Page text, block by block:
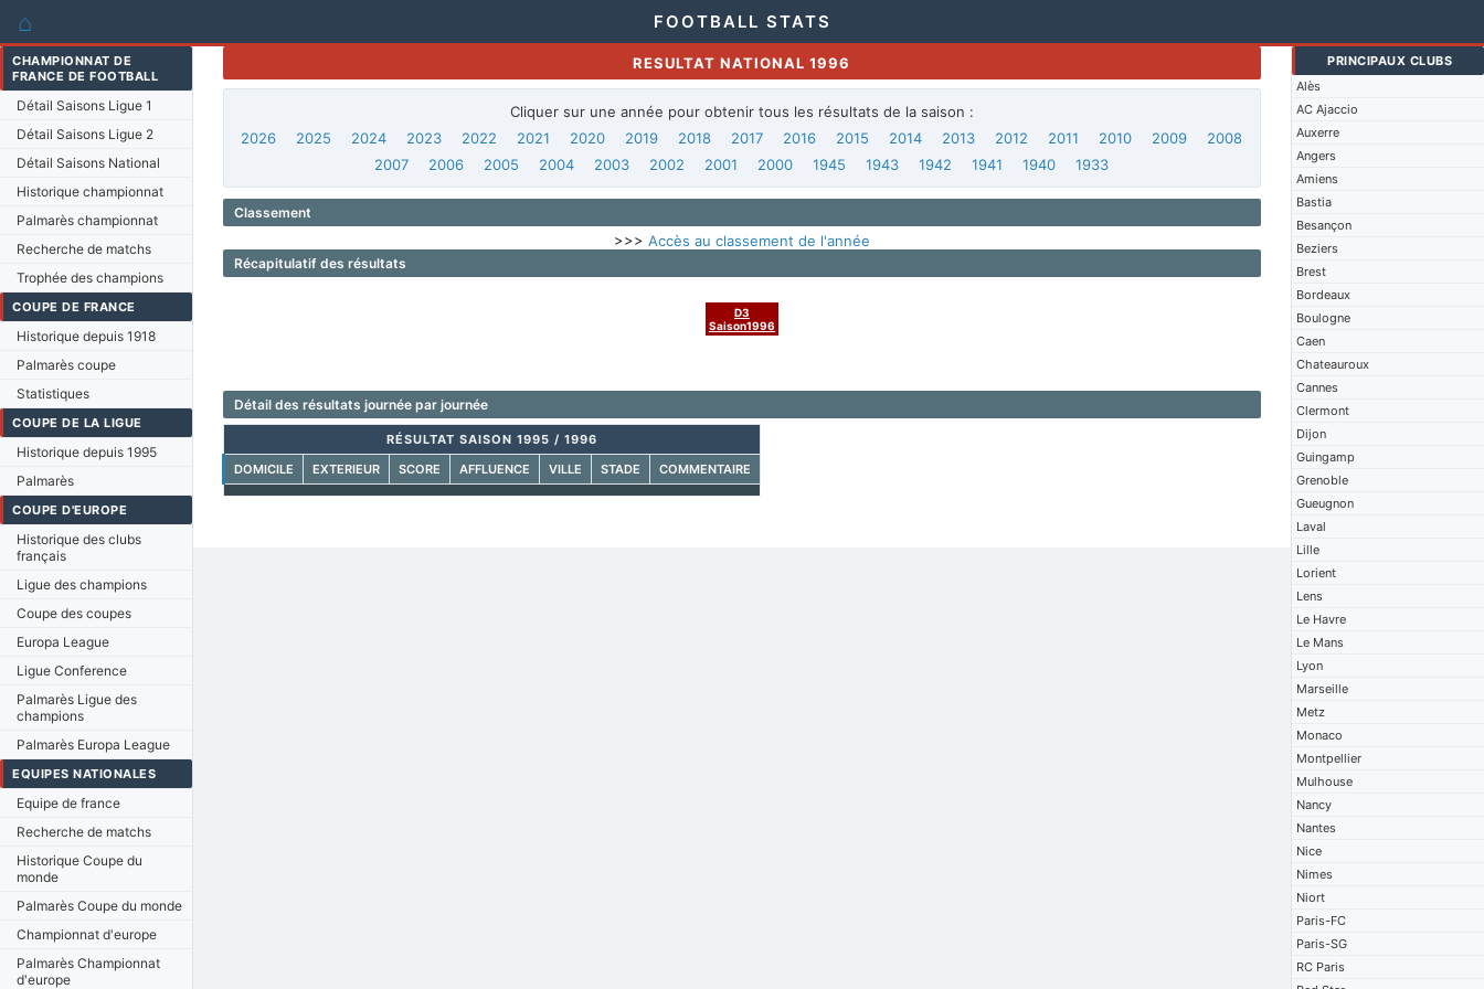
⌂ FOOTBALL STATS
CHAMPIONNAT DE
FRANCE DE FOOTBALL
Détail Saisons Ligue 1
Détail Saisons Ligue 2
Détail Saisons National
Historique championnat
Palmarès championnat
Recherche de matchs
Trophée des champions
COUPE DE FRANCE
Historique depuis 1918
Palmarès coupe
Statistiques
COUPE DE LA LIGUE
Historique depuis 1995
Palmarès
COUPE D'EUROPE
Historique des clubs
français
Ligue des champions
Coupe des coupes
Europa League
Ligue Conference
Palmarès Ligue des
champions
Palmarès Europa League
EQUIPES NATIONALES
Equipe de france
Recherche de matchs
Historique Coupe du
monde
Palmarès Coupe du monde
Championnat d'europe
Palmarès Championnat
d'europe
PRINCIPAUX CLUBS
Alès
AC Ajaccio
Auxerre
Angers
Amiens
Bastia
Besançon
Beziers
Brest
Bordeaux
Boulogne
Caen
Chateauroux
Cannes
Clermont
Dijon
Guingamp
Grenoble
Gueugnon
Laval
Lille
Lorient
Lens
Le Havre
Le Mans
Lyon
Marseille
Metz
Monaco
Montpellier
Mulhouse
Nancy
Nantes
Nice
Nimes
Niort
Paris-FC
Paris-SG
RC Paris
RESULTAT NATIONAL 1996
Cliquer sur une année pour obtenir tous les résultats de la saison :
2026
2025 2024 2023 2022 2021 2020 2019 2018 2017 2016 2015 2014 2013 2012 2011 2010 2009
2008
2007
2006 2005 2004 2003 2002 2001 2000 1945 1943 1942 1941 1940 1933
Classement
>>> Accès au classement de l'année
Récapitulatif des résultats
D3
Saison1996
Détail des résultats journée par journée
RÉSULTAT SAISON 1995 / 1996
DOMICILE
EXTERIEUR SCORE AFFLUENCE VILLE STADE COMMENTAIRE